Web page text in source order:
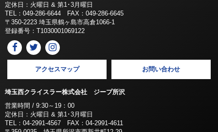
定休日：火曜日 & 第1･3月曜日
TEL：049-286-6644 FAX：049-286-6645
〒350-2223 埼玉県鶴ヶ島市高倉1066-1
登録番号：T1030001069122
アクセスマップ お問い合わせ
埼玉西クライスラー株式会社 ジープ所沢
営業時間 / 9:30～19：00
定休日：火曜日 & 第1･3月曜日
TEL：04-2991-4567 FAX：04-2991-4611